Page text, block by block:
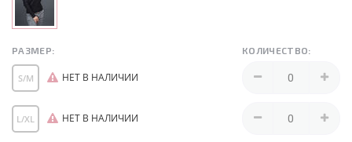
РАЗМЕР: КОЛИЧЕСТВО:
S/M НЕТ В НАЛИЧИИ
L/XL НЕТ В НАЛИЧИИ